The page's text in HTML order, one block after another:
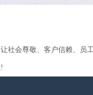
社会尊敬、客户信赖、员工